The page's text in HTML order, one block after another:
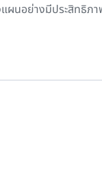
ผนอย่างมีประสิทธิภ